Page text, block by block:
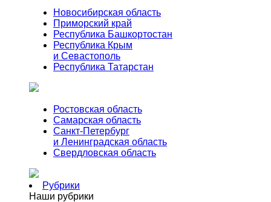
Новосибирская область
Приморский край
Республика Башкортостан
Республика Крым
и Севастополь
Республика Татарстан
Ростовская область
Самарская область
Санкт-Петербург
и Ленинградская область
Свердловская область
Рубрики
Наши рубрики